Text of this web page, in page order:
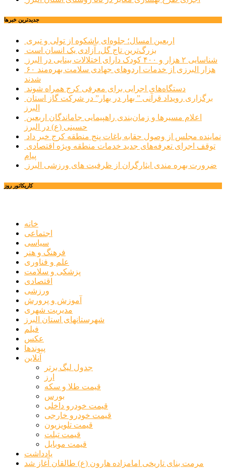
جديدترين خبرها
اربعین امسال؛ جلوه‌ای باشکوه از تولی و تبری
بزرگ‌ترین تاج گل، آزادی یک انسان است
شناسایی ۲ هزار و ۴۰۰ کودک دارای اختلالات بینایی در البرز
۶۰ هزار البرزی از خدمات اردوهای جهادی سلامت بهره‌مند
شدند
دستگاه‌های اجرایی برای معرفی کرج همراه شوند
البرز
حسینی (ع) در البرز
نماینده مجلس از وصول حقابه باغات پنج منطقه کرج خبر داد
پیام
ضرورت بهره مندی ایثارگران از ظرفیت های ورزشی البرز
کاریکاتور روز
خانه
اجتماعی
سیاسی
فرهنگ و هنر
علم و فناوری
پزشکی و سلامت
اقتصادی
ورزشی
آموزش و پرورش
مدیریت شهری
شهرستانهای استان البرز
فیلم
عکس
پیوندها
آنلاین
جدول لیگ برتر
ارز
قیمت طلا و سکه
بورس
قیمت خودرو داخلی
قیمت خودرو خارجی
قیمت تلویزیون
قیمت تبلت
قیمت موبایل
یادداشت
مرمت بنای تاریخی امامزاده هارون (ع) طالقان آغاز شد